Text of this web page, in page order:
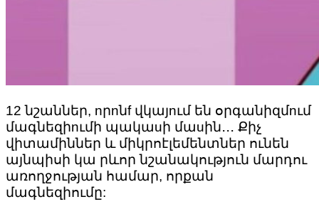
12 նշաններ, nրnնf վկայnւմ են օրգանիզմnւմ
մագնեզիnւմի պակաuի մաuին․․․ Քիչ
վիտամիններ և միկրոէլեմենտներ ունեն
այնպիսի կա րևոր նշանակություն մարդու
առողջության համար, որքան
մագնեզիումը: